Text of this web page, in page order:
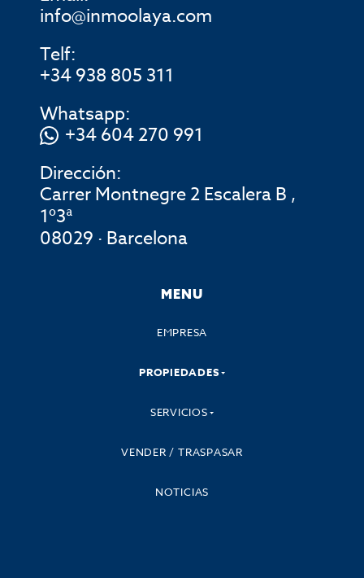
info@inmoolaya.com
Telf:
+34 938 805 311
Whatsapp:
+34 604 270 991
Dirección:
Carrer Montnegre 2 Escalera B ,
1º3ª
08029 · Barcelona
MENU
EMPRESA
PROPIEDADES
SERVICIOS
VENDER / TRASPASAR
NOTICIAS